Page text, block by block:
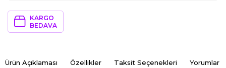
KARGO
BEDAVA
Ürün Açıklaması Özellikler Taksit Seçenekleri Yorumlar